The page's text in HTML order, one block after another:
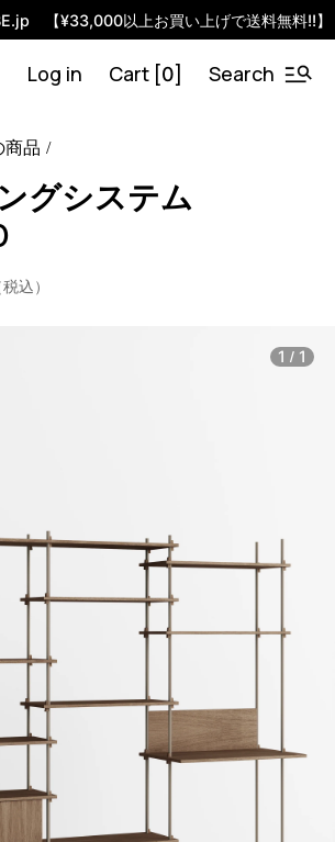
【¥33,000以上お買い上げで送料無料!!】
Log in Cart [0] Search
商品
グシステム
税込）
1 / 1